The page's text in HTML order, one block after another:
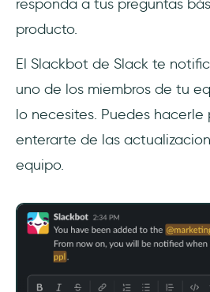
responda a tus preguntas
producto.
El Slackbot de Slack te
uno de los miembros de tu
lo necesites. Puedes hacerle
enterarte de las
equipo.